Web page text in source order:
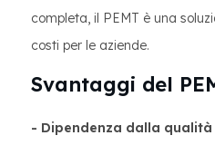
completa, il PEMT è una
costi per le aziende.
Svantaggi del
- Dipendenza dalla